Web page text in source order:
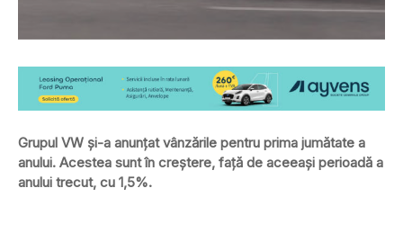
Grupul VW și-a anunțat vânzările pentru prima jumătate a
anului. Acestea sunt în creștere, față de aceeași perioadă a
anului trecut, cu 1,5%.